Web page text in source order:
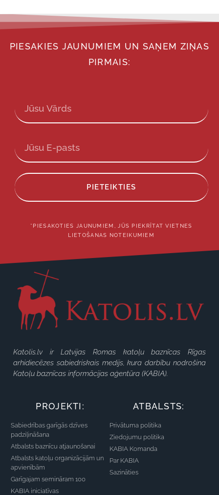
PIESAKIES JAUNUMIEM UN SAŅEM ZIŅAS
PIRMAIS:
PIETEIKTIES
*PIESAKOTIES JAUNUMIEM, JŪS PIEKRĪTAT VIETNES
LIETOŠANAS NOTEIKUMIEM
Katolis.lv ir Latvijas Romas katoļu baznīcas Rīgas
arhidiecēzes sabiedriskais medijs, kura darbību nodrošina
Katoļu baznīcas informācijas aģentūra (KABIA).
PROJEKTI:
Sabiedrības garīgās dzīves
padziļināšana
Atbalsts baznīcu atjaunošanai
Atbalsts katoļu organizācijām un
apvienībām
Garīgajam semināram 100
KABIA iniciatīvas
ATBALSTS:
Privātuma politika
Ziedojumu politika
KABIA Komanda
Par KABIA
Sazināties